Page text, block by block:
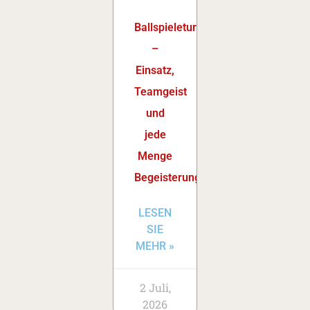
Ballspieleturnier
–
Einsatz,
Teamgeist
und
jede
Menge
Begeisterung
LESEN
SIE
MEHR »
2 Juli,
2026